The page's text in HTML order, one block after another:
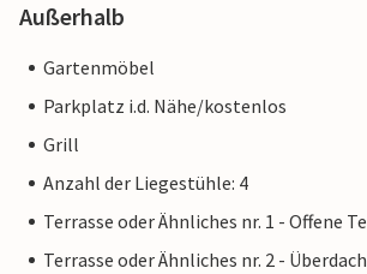
Außerhalb
Gartenmöbel
Parkplatz i.d. Nähe/kostenlos
Grill
Anzahl der Liegestühle: 4
Terrasse oder Ähnliches nr. 1 - Offene
Terrasse oder Ähnliches nr. 2 -